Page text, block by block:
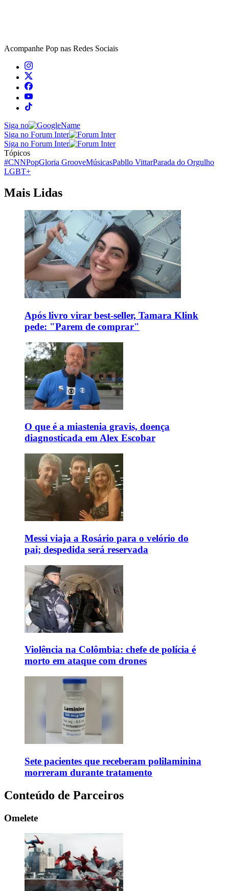
Acompanhe Pop nas Redes Sociais
Siga no
Siga no Forum Inter
Siga no Forum Inter
Tópicos
#CNNPopGloria GrooveMúsicasPabllo VittarParada do Orgulho
LGBT+
Mais Lidas
Após livro virar best-seller, Tamara Klink
pede: "Parem de comprar"
O que é a miastenia gravis, doença
diagnosticada em Alex Escobar
Messi viaja a Rosário para o velório do
pai; despedida será reservada
Violência na Colômbia: chefe de polícia é
morto em ataque com drones
Sete pacientes que receberam polilaminina
morreram durante tratamento
Conteúdo de Parceiros
Omelete